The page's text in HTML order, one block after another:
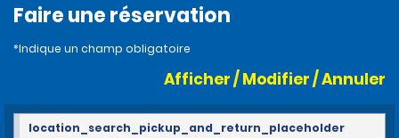
Faire une réservation
*Indique un champ obligatoire
Afficher / Modifier / Annuler
location_search_pickup_and_return_placeholder